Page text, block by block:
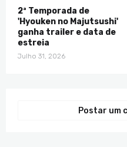
2ª Temporada de
'Hyouken no Majutsushi'
ganha trailer e data de
estreia
Julho 31, 2026
Postar um